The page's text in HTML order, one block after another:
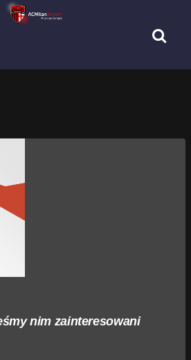
nim zainteresowani